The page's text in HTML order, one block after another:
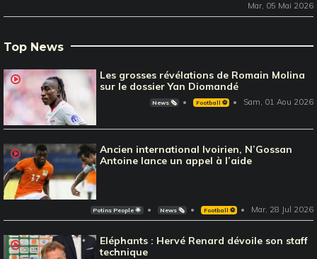
Mar, 05 Mai 2026
Top News
Les grosses révélations de Romain Molina
sur le dossier Yan Diomandé
News 🗞️ Football ⚽️ Sam, 01 Aou 2026
Ancien international Ivoirien, N’Gossan
Antoine lance un appel à l’aide
Potins People 🌟 News 🗞️ Football ⚽️ Mar, 28 Jul 2026
Eléphants : Hervé Renard dévoile son staff
technique